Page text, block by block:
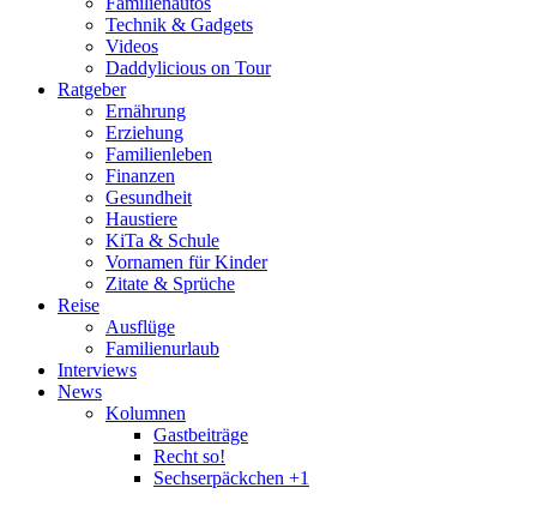
Technik & Gadgets
Videos
Daddylicious on Tour
Ratgeber
Ernährung
Erziehung
Familienleben
Finanzen
Gesundheit
Haustiere
KiTa & Schule
Vornamen für Kinder
Zitate & Sprüche
Reise
Ausflüge
Familienurlaub
Interviews
News
Kolumnen
Gastbeiträge
Recht so!
Sechserpäckchen +1